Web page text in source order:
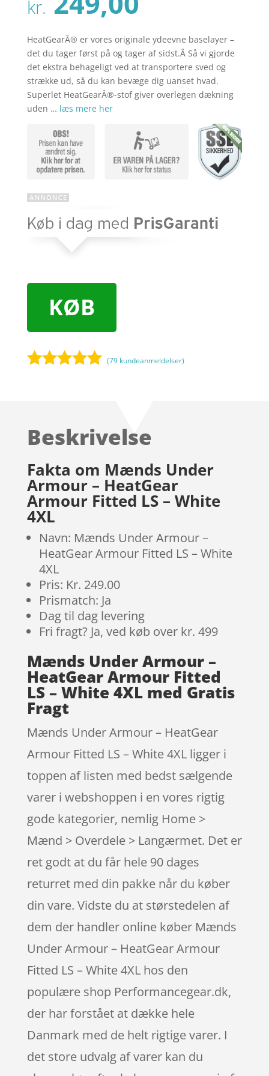
var:
kr.
kr.
pris
er:
kr.
HeatGearÂ® er vores originale ydeevne baselayer –
det du tager først på og tager af sidst.Â Så vi gjorde
det ekstra behageligt ved at transportere sved og
strække ud, så du kan bevæge dig uanset hvad.
Superlet HeatGearÂ®-stof giver overlegen dækning
uden … læs mere her
KØB
kundebedøm
(79 kundeanmeldelser)
Beskrivelse
Fakta om Mænds Under
Armour – HeatGear
Armour Fitted LS – White
4XL
Navn: Mænds Under Armour –
HeatGear Armour Fitted LS – White
4XL
Pris: Kr. 249.00
Prismatch: Ja
Dag til dag levering
Fri fragt? Ja, ved køb over kr. 499
Mænds Under Armour –
HeatGear Armour Fitted
LS – White 4XL med Gratis
Fragt
Mænds Under Armour – HeatGear
Armour Fitted LS – White 4XL ligger i
toppen af listen med bedst sælgende
varer i webshoppen i en vores rigtig
gode kategorier, nemlig Home >
Mænd > Overdele > Langærmet. Det er
ret godt at du får hele 90 dages
returret med din pakke når du køber
din vare. Vidste du at størstedelen af
dem der handler online køber Mænds
Under Armour – HeatGear Armour
Fitted LS – White 4XL hos den
populære shop Performancegear.dk,
der har forstået at dække hele
Danmark med de helt rigtige varer. I
det store udvalg af varer kan du